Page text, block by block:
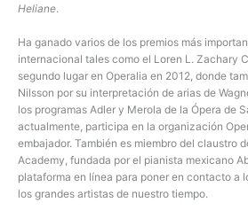
Heliane.
Ha ganado varios de los premios más
internacional tales como el Loren L. Zachary
segundo lugar en Operalia en 2012, donde
Nilsson por su interpretación de arias de
los programas Adler y Merola de la Ópera de
actualmente, participa en la organización
embajador. También es miembro del claustro
Academy, fundada por el pianista mexicano
plataforma en línea para poner en contacto a
los grandes artistas de nuestro tiempo.